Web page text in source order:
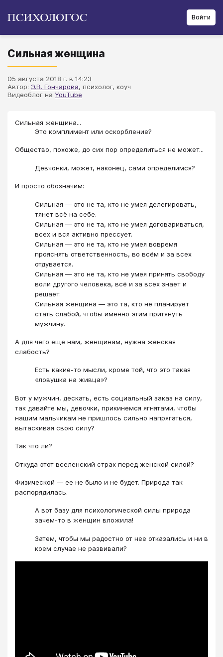
Войти
Сильная женщина
05 августа 2018 г. в 14:23
Автор: Э.В. Гончарова, психолог, коуч
Видеоблог на YouTube
Сильная женщина...
Это комплимент или оскорбление?
Общество, похоже, до сих пор определиться не может...
Девчонки, может, наконец, сами определимся?
И просто обозначим:
Сильная — это не та, кто не умея делегировать,
тянет всё на себе.
Сильная — это не та, кто не умея договариваться,
всех и вся активно прессует.
Сильная — это не та, кто не умея вовремя
прояснять ответственность, во всём и за всех
отдувается.
Сильная — это не та, кто не умея принять свободу
воли другого человека, всё и за всех знает и
решает.
Сильная женщина — это та, кто не планирует
стать слабой, чтобы именно этим притянуть
мужчину.
А для чего еще нам, женщинам, нужна женская
слабость?
Есть какие-то мысли, кроме той, что это такая
«ловушка на живца»?
Вот у мужчин, дескать, есть социальный заказ на силу,
так давайте мы, девочки, прикинемся ягнятами, чтобы
нашим мальчикам не пришлось сильно напрягаться,
вытаскивая свою силу?
Так что ли?
Откуда этот вселенский страх перед женской силой?
Физической — ее не было и не будет. Природа так
распорядилась.
А вот базу для психологической силы природа
зачем-то в женщин вложила!
Затем, чтобы мы радостно от нее отказались и ни в
коем случае не развивали?